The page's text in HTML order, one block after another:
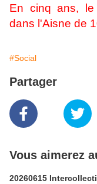
En cinq ans,
dans l'Aisne de
#Social
Partager
Vous aimerez
20260615